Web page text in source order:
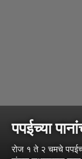
पपईच्या
रोज १ ते २ चमचे